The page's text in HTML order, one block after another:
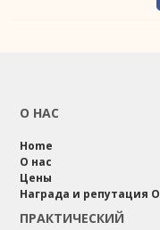
О НАС
Home
О нас
Цены
Награда и репутация
ПРАКТИЧЕСКИЙ